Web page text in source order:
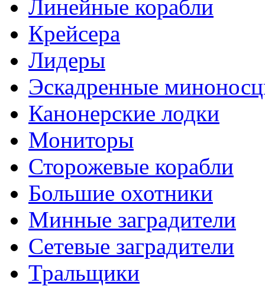
Линейные корабли
Крейсера
Лидеры
Эскадренные
Канонерские лодки
Мониторы
Сторожевые корабли
Большие охотники
Минные заградители
Сетевые заградители
Тральщики